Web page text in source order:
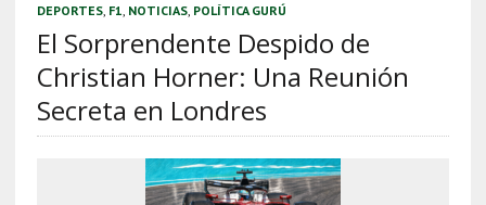
DEPORTES, F1 NOTICIAS, POLÍTICA GURÚ
El Sorprendente Despido de
Christian Horner: Una Reunión
Secreta en Londres